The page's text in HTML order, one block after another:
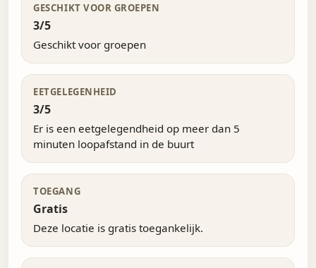
GESCHIKT VOOR GROEPEN
3/5
Geschikt voor groepen
EETGELEGENHEID
3/5
Er is een eetgelegendheid op meer dan 5
minuten loopafstand in de buurt
TOEGANG
Gratis
Deze locatie is gratis toegankelijk.